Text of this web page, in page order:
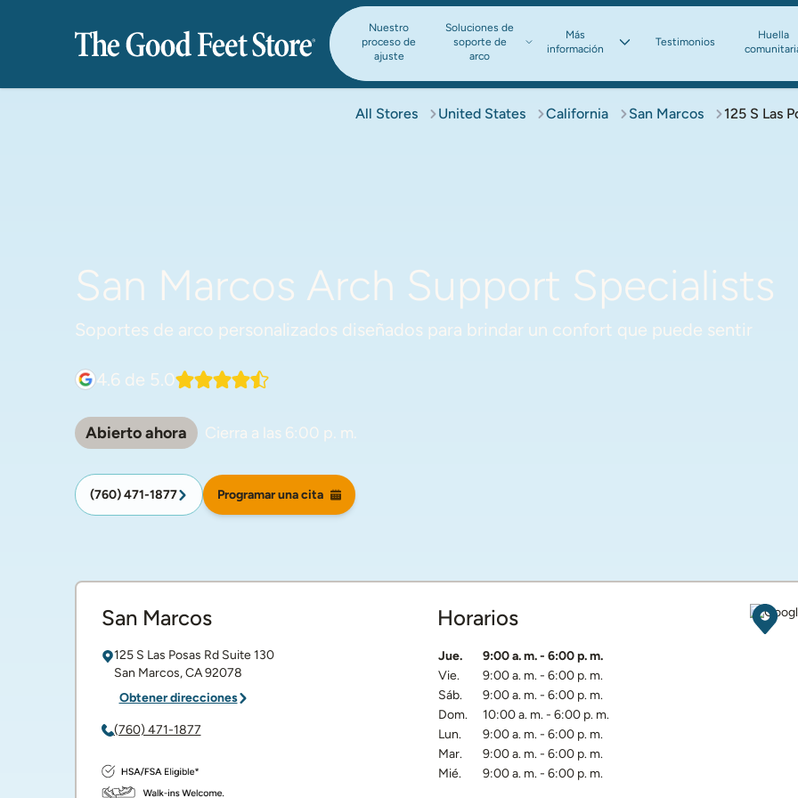
Nuestro
proceso de
ajuste
Soluciones de
soporte de
arco​​​​​​​
Más
información​​​​​​​
Testimonios
Huella
All Stores United States California San Marcos 125 S Las
San Marcos Arch Support Specialists
Soportes de arco personalizados diseñados para brindar un confort que puede sentir
4.6 de 5.0
Abierto ahora Cierra a las 6:00 p. m.
(760) 471-1877 Programar una cita
San Marcos
125 S Las Posas RdSuite 130
San Marcos, CA92078
Obtener direcciones
(760) 471-1877
Horarios
Día de la semanaHorarios
Jue. 9:00 a. m.- 6:00 p. m.
Vie.
9:00 a. m.- 6:00 p. m.
Sáb.
9:00 a. m.- 6:00 p. m.
Dom.
10:00 a. m.- 6:00 p. m.
Lun.
9:00 a. m.- 6:00 p. m.
Mar.
9:00 a. m.- 6:00 p. m.
Mié.
9:00 a. m.- 6:00 p. m.